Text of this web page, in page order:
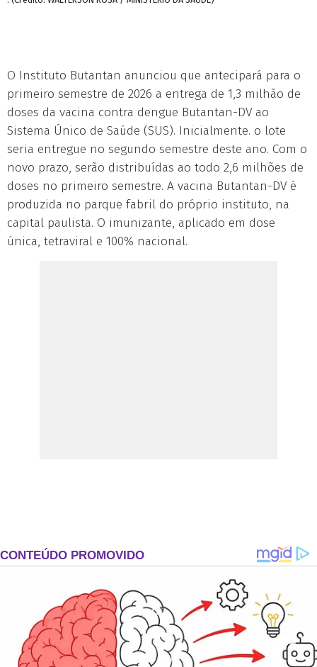
O Instituto Butantan anunciou que antecipará para o
primeiro semestre de 2026 a entrega de 1,3 milhão de
doses da vacina contra dengue Butantan-DV ao
Sistema Único de Saúde (SUS). Inicialmente. o lote
seria entregue no segundo semestre deste ano. Com o
novo prazo, serão distribuídas ao todo 2,6 milhões de
doses no primeiro semestre. A vacina Butantan-DV é
produzida no parque fabril do próprio instituto, na
capital paulista. O imunizante, aplicado em dose
única, tetraviral e 100% nacional.